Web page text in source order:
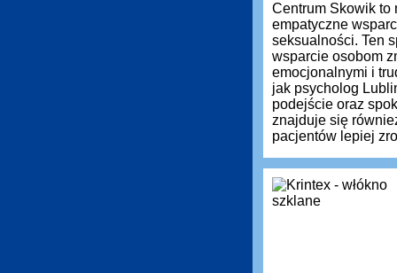
Centrum Skowik to
empatyczne
seksualności. Ten
wsparcie osobom
emocjonalnymi i
jak psycholog
podejście oraz
znajduje się
pacjentów lepiej